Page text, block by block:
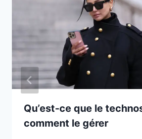
Qu’est-ce que le
comment le gérer